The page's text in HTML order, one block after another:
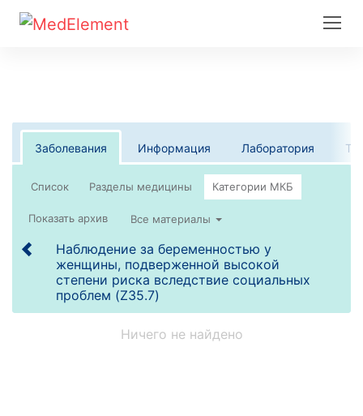
Заболевания Информация Лаборатория
Список
Все материалы
Наблюдение за беременностью у
женщины, подверженной высокой
степени риска вследствие социальных
проблем (Z35.7)
Ничего не найдено